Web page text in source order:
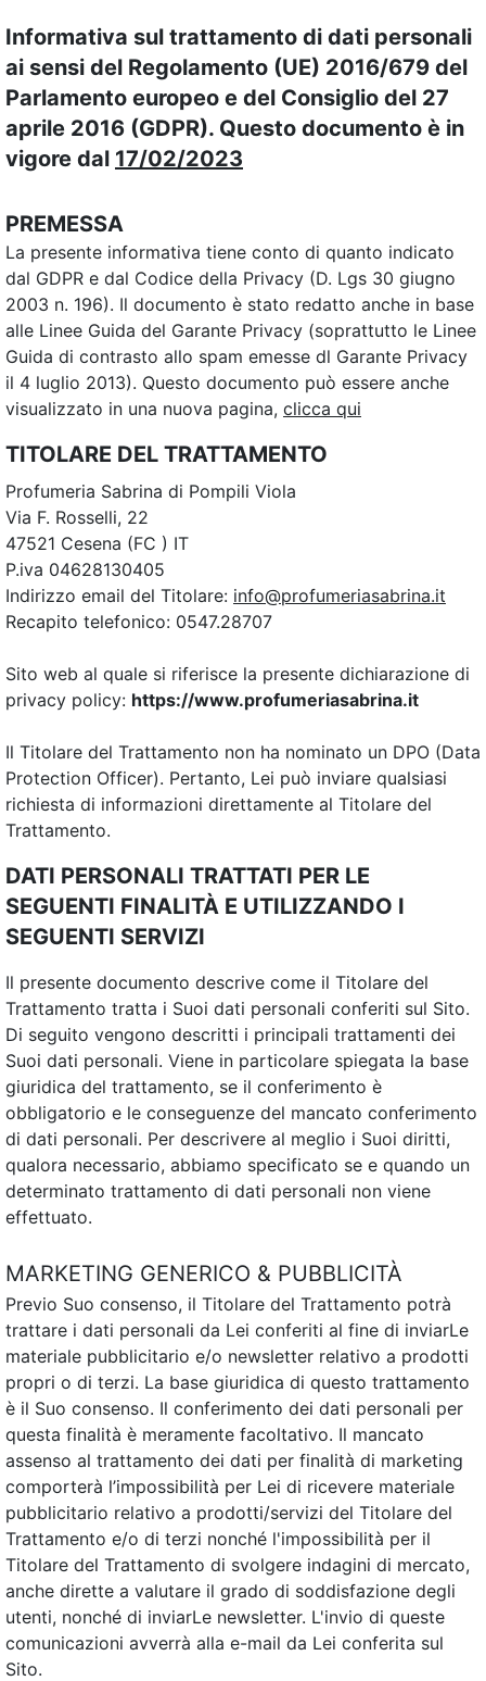
Informativa sul trattamento di dati personali
ai sensi del Regolamento (UE) 2016/679 del
Parlamento europeo e del Consiglio del 27
aprile 2016 (GDPR). Questo documento è in
vigore dal 17/02/2023
PREMESSA
La presente informativa tiene conto di quanto indicato
dal GDPR e dal Codice della Privacy (D. Lgs 30 giugno
2003 n. 196). Il documento è stato redatto anche in base
alle Linee Guida del Garante Privacy (soprattutto le Linee
Guida di contrasto allo spam emesse dl Garante Privacy
il 4 luglio 2013). Questo documento può essere anche
visualizzato in una nuova pagina, clicca qui
TITOLARE DEL TRATTAMENTO
Profumeria Sabrina di Pompili Viola
Via F. Rosselli, 22
47521 Cesena (FC ) IT
P.iva 04628130405
Indirizzo email del Titolare: info@profumeriasabrina.it
Recapito telefonico: 0547.28707
Sito web al quale si riferisce la presente dichiarazione di
privacy policy: https://www.profumeriasabrina.it
Il Titolare del Trattamento non ha nominato un DPO (Data
Protection Officer). Pertanto, Lei può inviare qualsiasi
richiesta di informazioni direttamente al Titolare del
Trattamento.
DATI PERSONALI TRATTATI PER LE
SEGUENTI FINALITÀ E UTILIZZANDO I
SEGUENTI SERVIZI
Il presente documento descrive come il Titolare del
Trattamento tratta i Suoi dati personali conferiti sul Sito.
Di seguito vengono descritti i principali trattamenti dei
Suoi dati personali. Viene in particolare spiegata la base
giuridica del trattamento, se il conferimento è
obbligatorio e le conseguenze del mancato conferimento
di dati personali. Per descrivere al meglio i Suoi diritti,
qualora necessario, abbiamo specificato se e quando un
determinato trattamento di dati personali non viene
effettuato.
MARKETING GENERICO & PUBBLICITÀ
Previo Suo consenso, il Titolare del Trattamento potrà
trattare i dati personali da Lei conferiti al fine di inviarLe
materiale pubblicitario e/o newsletter relativo a prodotti
propri o di terzi. La base giuridica di questo trattamento
è il Suo consenso. Il conferimento dei dati personali per
questa finalità è meramente facoltativo. Il mancato
assenso al trattamento dei dati per finalità di marketing
comporterà l’impossibilità per Lei di ricevere materiale
pubblicitario relativo a prodotti/servizi del Titolare del
Trattamento e/o di terzi nonché l'impossibilità per il
Titolare del Trattamento di svolgere indagini di mercato,
anche dirette a valutare il grado di soddisfazione degli
utenti, nonché di inviarLe newsletter. L'invio di queste
comunicazioni avverrà alla e-mail da Lei conferita sul
Sito.